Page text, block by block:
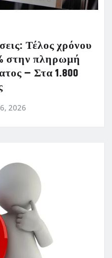
Τέλος χρόνου
στην πληρωμή
– Στα 1.800
2026